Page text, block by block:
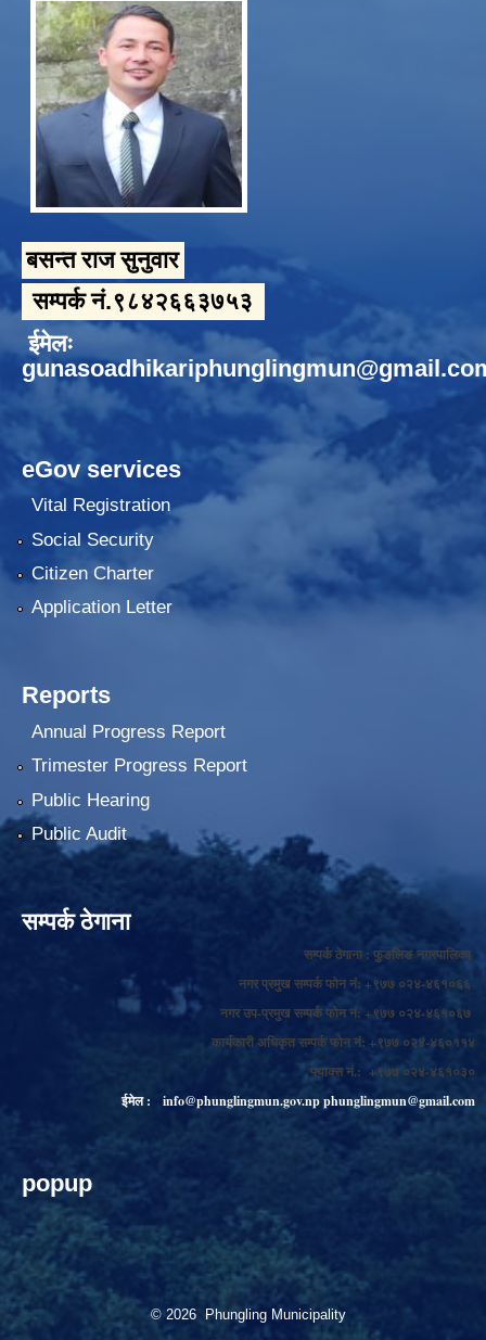
बसन्त राज सुनुवार
सम्पर्क नं.९८४२६६३७५३
ईमेलः
eGov services
Vital Registration
Social Security
Citizen Charter
Application Letter
Reports
Annual Progress Report
Trimester Progress Report
Public Hearing
Public Audit
सम्पर्क ठेगाना
सम्पर्क ठेगाना : फुङलिङ नगरपालिका
नगर प्रमुख सम्पर्क फोन नं: +९७७ ०२४-४६१०६६
नगर उप-प्रमुख सम्पर्क फोन नं: +९७७ ०२४-४६१०६७
कार्यकारी अधिकृत सम्पर्क फोन नं: +९७७ ०२४-४६०११४
फ्याक्स नं.: +९७७ ०२४-४६१०३०
ईमेल :
info@phunglingmun.gov.npphunglingmun@gmail.com
popup
© 2026 Phungling Municipality